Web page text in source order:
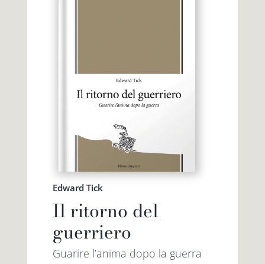
Edward Tick
Il ritorno del
guerriero
Guarire l’anima dopo la guerra